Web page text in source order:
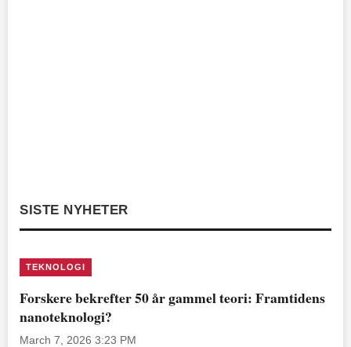
SISTE NYHETER
TEKNOLOGI
Forskere bekrefter 50 år gammel teori: Framtidens
nanoteknologi?
March 7, 2026 3:23 PM